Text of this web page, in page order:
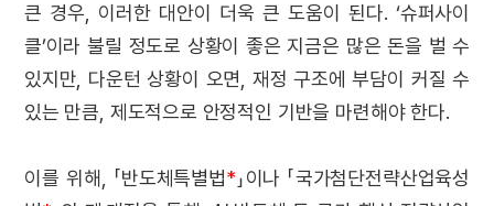
큰 경우, 이러한 대안이 더욱 큰 도움이 된다. ‘슈퍼사이
클’이라 불릴 정도로 상황이 좋은 지금은 많은 돈을 벌 수
있지만, 다운턴 상황이 오면, 재정 구조에 부담이 커질 수
있는 만큼, 제도적으로 안정적인 기반을 마련해야 한다.
이를 위해, 「반도체특별법*」이나 「국가첨단전략산업육성